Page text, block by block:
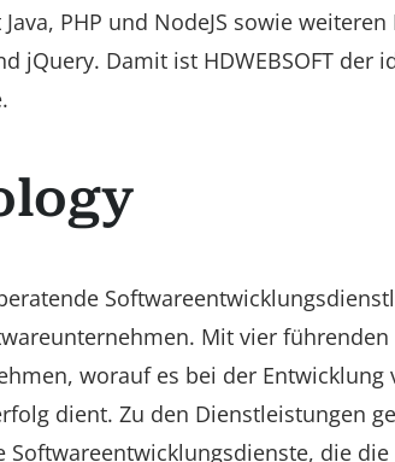
PHP und NodeJS sowie
jQuery. Damit ist HDWEBSOFT der
Mit vier
worauf es bei der Entwicklung
dient. Zu den Dienstleistungen
die